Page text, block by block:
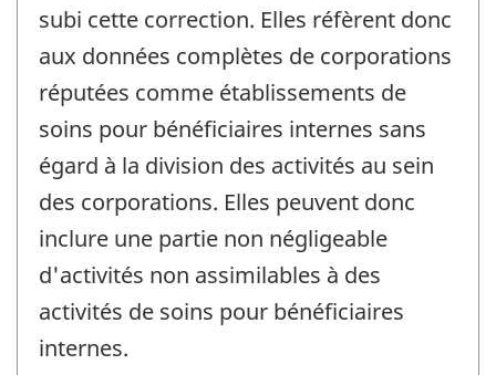
subi cette correction. Elles réfèrent donc
aux données complètes de corporations
réputées comme établissements de
soins pour bénéficiaires internes sans
égard à la division des activités au sein
des corporations. Elles peuvent donc
inclure une partie non négligeable
d'activités non assimilables à des
activités de soins pour bénéficiaires
internes.